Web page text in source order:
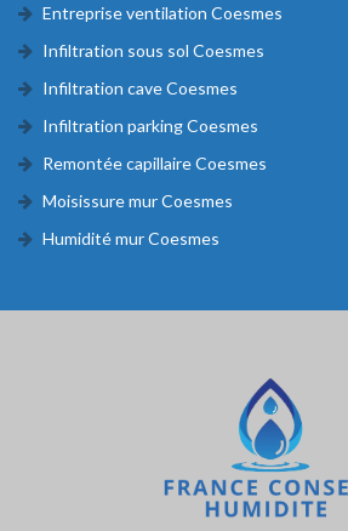
Entreprise ventilation Coesmes
Infiltration sous sol Coesmes
Infiltration cave Coesmes
Infiltration parking Coesmes
Remontée capillaire Coesmes
Moisissure mur Coesmes
Humidité mur Coesmes